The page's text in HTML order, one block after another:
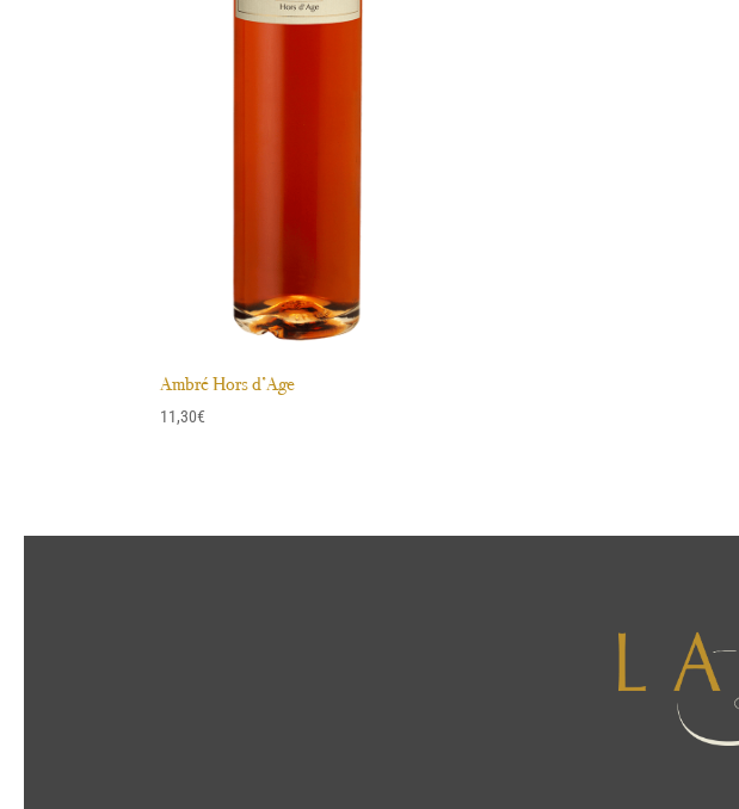
Ambré Hors d’Age
11,30€